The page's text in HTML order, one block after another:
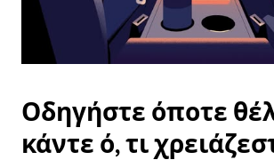
ημερολόγιο.
Οδηγήστε όποτε
κάντε ό, τι